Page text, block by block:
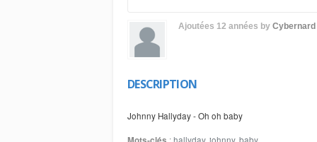
Ajoutées 12 années by Cybernard
DESCRIPTION
Johnny Hallyday - Oh oh baby